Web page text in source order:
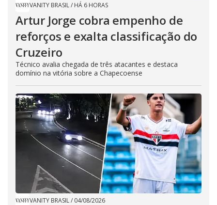
VANITY BRASIL/ HÁ 6 HORAS
Artur Jorge cobra empenho de
reforços e exalta classificação do
Cruzeiro
Técnico avalia chegada de três atacantes e destaca
domínio na vitória sobre a Chapecoense
VANITY BRASIL/ 04/08/2026